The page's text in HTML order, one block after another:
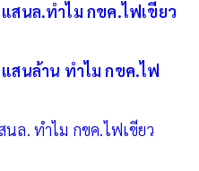
สนล.ทำไม กขค.ไฟเขียว
สนล้าน ทำไม กขค.ไฟ
ล. ทำไม กขค.ไฟเขียว